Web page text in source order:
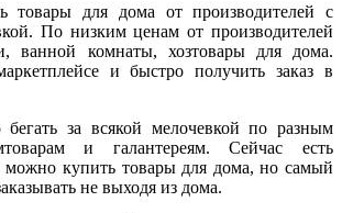
товары для дома от производителей с
По низким ценам от производителей
ванной комнаты, хозтовары для дома.
и быстро получить заказ в
за всякой мелочевкой по разным
и галантереям. Сейчас есть
можно купить товары для дома, но самый
не выходя из дома.